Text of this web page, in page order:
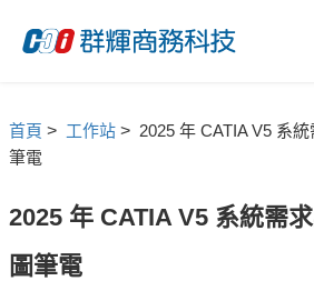
首頁 > 工作站 > 2025 年 CATIA V5 系
筆電
2025 年 CATIA V5 系統需
圖筆電